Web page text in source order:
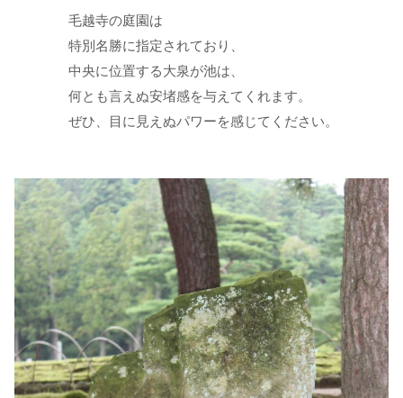
毛越寺の庭園は
特別名勝に指定されており、
中央に位置する大泉が池は、
何とも言えぬ安堵感を与えてくれます。
ぜひ、目に見えぬパワーを感じてください。